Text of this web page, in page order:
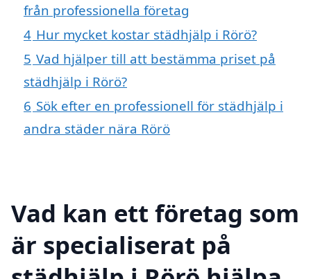
från professionella företag
4 Hur mycket kostar städhjälp i Rörö?
5 Vad hjälper till att bestämma priset på
städhjälp i Rörö?
6 Sök efter en professionell för städhjälp i
andra städer nära Rörö
Vad kan ett företag som
är specialiserat på